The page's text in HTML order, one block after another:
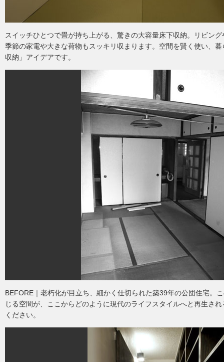
スイッチひとつで畳が持ち上がる、驚きの大容量床下収納。リビン
季節の家電や大きな荷物もスッキリ収まります。空間を賢く使い、
収納」アイデアです。
BEFORE｜老朽化が目立ち、細かく仕切られた築39年の公団住宅。
じる空間が、ここからどのように現代のライフスタイルへと再生さ
ください。